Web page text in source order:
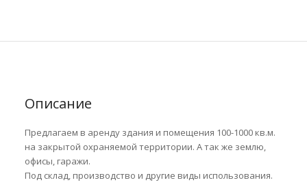
Описание
Предлагаем в аренду здания и помещения 100-1000 кв.м.
на закрытой охраняемой территории. А так же землю,
офисы, гаражи.
Под склад, производство и другие виды использования.